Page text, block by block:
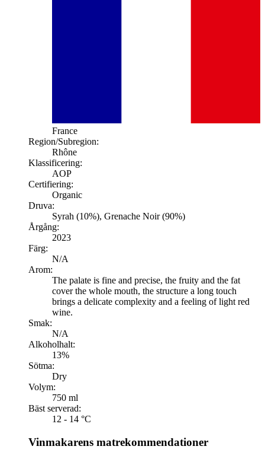
France
Region/Subregion:
Rhône
Klassificering:
AOP
Certifiering:
Organic
Druva:
Syrah (10%), Grenache Noir (90%)
Årgång:
2023
Färg:
N/A
Arom:
The palate is fine and precise, the fruity and the fat
cover the whole mouth, the structure a long touch
brings a delicate complexity and a feeling of light red
wine.
Smak:
N/A
Alkoholhalt:
13%
Sötma:
Dry
Volym:
750 ml
Bäst serverad:
12 - 14 °C
Vinmakarens matrekommendationer